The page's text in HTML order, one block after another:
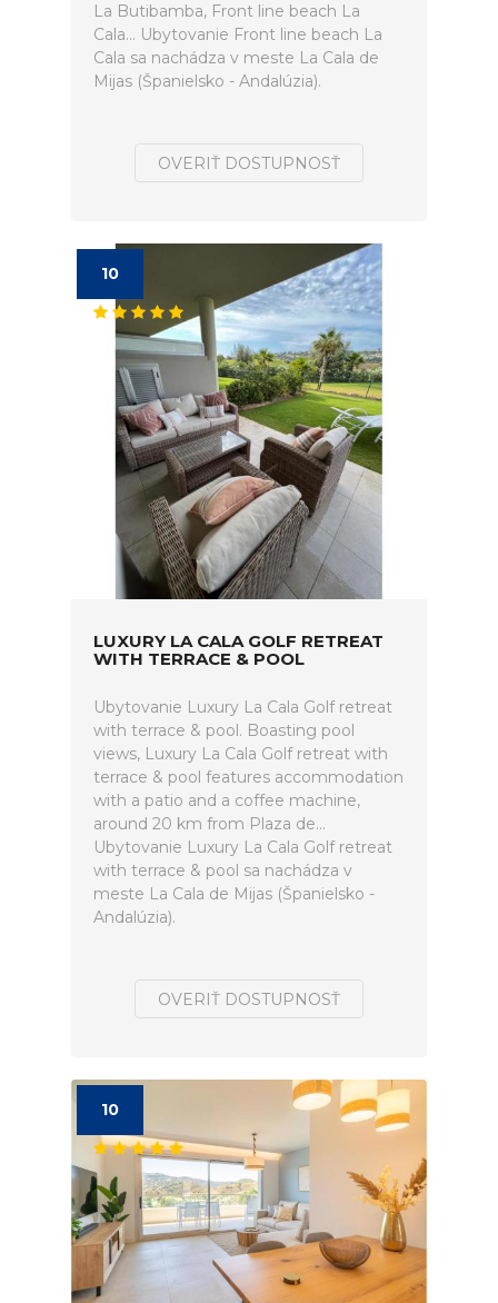
La Butibamba, Front line beach La
Cala... Ubytovanie Front line beach La
Cala sa nachádza v meste La Cala de
Mijas (Španielsko - Andalúzia).
OVERIŤ DOSTUPNOSŤ
10
LUXURY LA CALA GOLF RETREAT
WITH TERRACE & POOL
Ubytovanie Luxury La Cala Golf retreat
with terrace & pool. Boasting pool
views, Luxury La Cala Golf retreat with
terrace & pool features accommodation
with a patio and a coffee machine,
around 20 km from Plaza de...
Ubytovanie Luxury La Cala Golf retreat
with terrace & pool sa nachádza v
meste La Cala de Mijas (Španielsko -
Andalúzia).
OVERIŤ DOSTUPNOSŤ
10